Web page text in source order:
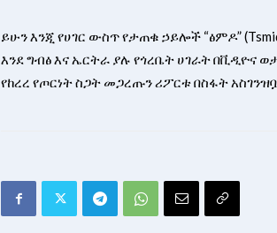
ይሁን እንጂ የሀገር ውስጥ የታጠቁ ኃይሎች “ፅምዶ”
እንደ ግብፅ እና ኤርትራ ያሉ የጎረቤት ሀገራት
የከረረ የጦርነት ስጋት መጋረጡን ሪፖርቱ በስፋት